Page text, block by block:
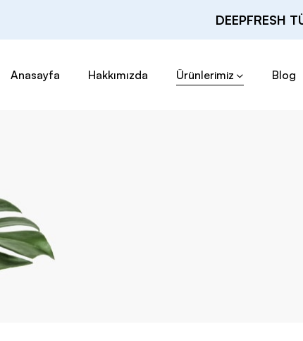
DEEPFRESH
Anasayfa Hakkımızda Ürünlerimiz Blog